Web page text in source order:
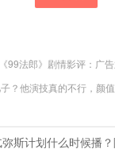
99法郎》剧情影评：广
？他演技真的不行，颜
斯计划什么时候播